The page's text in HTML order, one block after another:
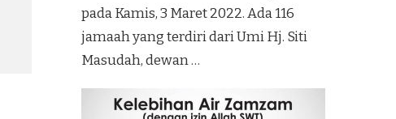
pada Kamis, 3 Maret 2022. Ada 116
jamaah yang terdiri dari Umi Hj. Siti
Masudah, dewan …